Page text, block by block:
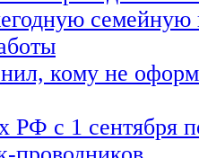
семейную
кому не
РФ с 1 сентября